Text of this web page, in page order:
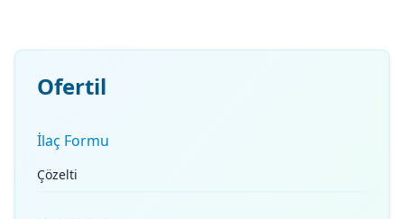
Ofertil
İlaç Formu
Çözelti